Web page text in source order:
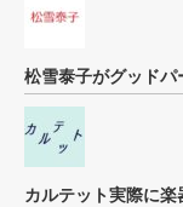
松雪泰子がグッド
カルテット実際に